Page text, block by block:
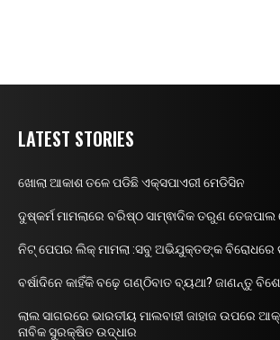
LATEST STORIES
ଖୋଲା ଆକାଶ ତଳେ ପଡିଛି ଏକ୍ସପାଏରୀ ମେଡିସିନ
ଦୁଷ୍କର୍ମ ମାମଲାରେ ବରିଷ୍ଠ ସାମ୍ଵାଦିକ ତରୁଣ
ନିଟ୍ ପେପର ଲିକ୍ ମାମଲା :ସବୁ ଅଭିଯୁକ୍ତଙ୍କ ବିରୋଧରେ
ବର୍ଷାଦିନେ କାହିଁକି ବଢ଼େ ଗଣ୍ଠିବାତ ବ୍ୟଥା? ଜାଣନ୍ତୁ
ଲାଲ ସାଗରରେ ଭାରତୀୟ ମାଲବାହୀ ଜାହାଜ ଉପରେ
ନାବିକ ସୁରକ୍ଷିତ ଉଦ୍ଧାର